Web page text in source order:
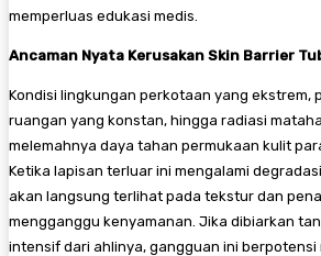
memperluas edukasi medis.
Ancaman Nyata Kerusakan Skin Barrier
​Kondisi lingkungan perkotaan yang ekstrem,
ruangan yang konstan, hingga radiasi
melemahnya daya tahan permukaan kulit
Ketika lapisan terluar ini mengalami
akan langsung terlihat pada tekstur dan
mengganggu kenyamanan. Jika dibiarkan
intensif dari ahlinya, gangguan ini berpotensi